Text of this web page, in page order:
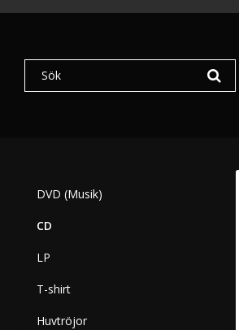
DVD (Musik)
CD
LP
T-shirt
Huvtröjor